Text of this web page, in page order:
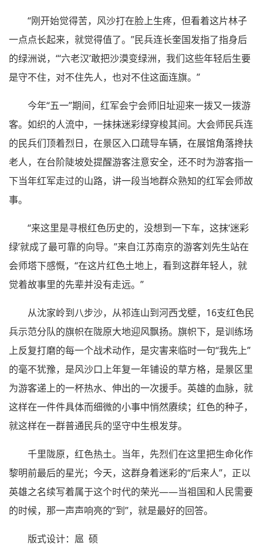
“刚开始觉得苦，风沙打在脸上生疼，但看着这片林子
一点点长起来，就觉得值了。”民兵连长奎国发指了指身后
的绿洲说，“‘六老汉’敢把沙漠变绿洲，我们这些年轻后生要
是守不住，对不住先人，也对不住这面连旗。”
今年“五一”期间，红军会宁会师旧址迎来一拨又一拨游
客。如织的人流中，一抹抹迷彩绿穿梭其间。大会师民兵连
的民兵们顶着烈日，在景区入口疏导车辆，在展馆角落搀扶
老人，在台阶陡坡处提醒游客注意安全，还不时为游客指一
下当年红军走过的山路，讲一段当地群众熟知的红军会师故
事。
“来这里是寻根红色历史的，没想到一下车，这抹‘迷彩
绿’就成了最可靠的向导。”来自江苏南京的游客刘先生站在
会师塔下感慨，“在这片红色土地上，看到这群年轻人，就
觉着故事里的先辈并没有走远。”
从沈家岭到八步沙，从祁连山到河西戈壁，16支红色民
兵示范分队的旗帜在陇原大地迎风飘扬。旗帜下，是训练场
上反复打磨的每一个战术动作，是灾害来临时一句“我先上”
的毫不犹豫，是风沙口上年复一年铺设的草方格，是景区里
为游客递上的一杯热水、伸出的一次援手。英雄的血脉，就
这样在一件件具体而细微的小事中悄然赓续；红色的种子，
就这样在一群普通民兵的坚守中生根发芽。
千里陇原，红色热土。当年，先烈们在这里把生命化作
黎明前最后的星光；今天，这群身着迷彩的“后来人”，正以
英雄之名续写着属于这个时代的荣光——当祖国和人民需要
的时候，那一声声响亮的“到”，就是最好的回答。
版式设计：扈 硕